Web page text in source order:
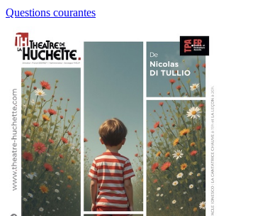
Questions courantes